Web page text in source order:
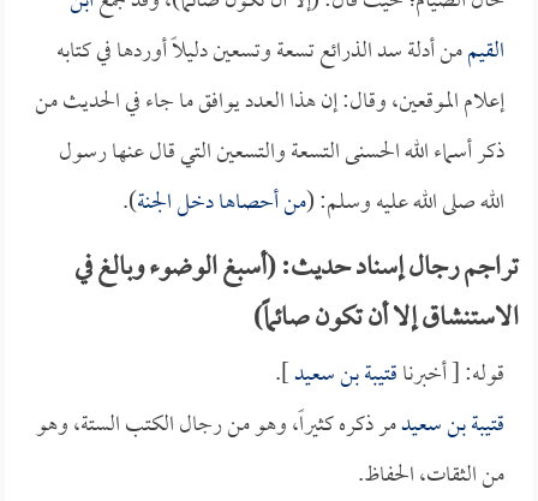
القيممن أدلة سد الذرائع تسعة وتسعين دليلاً أوردها في كتابه
إعلام الموقعين، وقال: إن هذا العدد يوافق ما جاء في الحديث من
ذكر أسماء الله الحسنى التسعة والتسعين التي قال عنها رسول
الله صلى الله عليه وسلم: (من أحصاها دخل الجنة).
تراجم رجال إسناد حديث: (أسبغ الوضوء وبالغ في
الاستنشاق إلا أن تكون صائماً)
قوله: [ أخبرناقتيبة بن سعيد].
قتيبة بن سعيدمر ذكره كثيراً، وهو من رجال الكتب الستة، وهو
من الثقات، الحفاظ.